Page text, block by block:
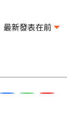
最新發表在前